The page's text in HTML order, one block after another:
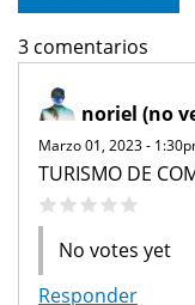
3 comentarios
noriel (no
Marzo 01, 2023 -
TURISMO DE
No votes yet
Responder